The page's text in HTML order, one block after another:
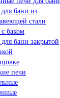
бани из
стали
баком
бани закрытой
печи